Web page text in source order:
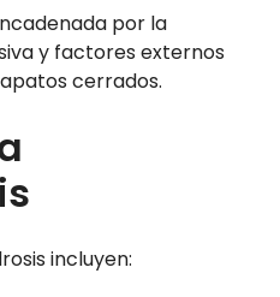
por la
y factores externos
cerrados.
incluyen: